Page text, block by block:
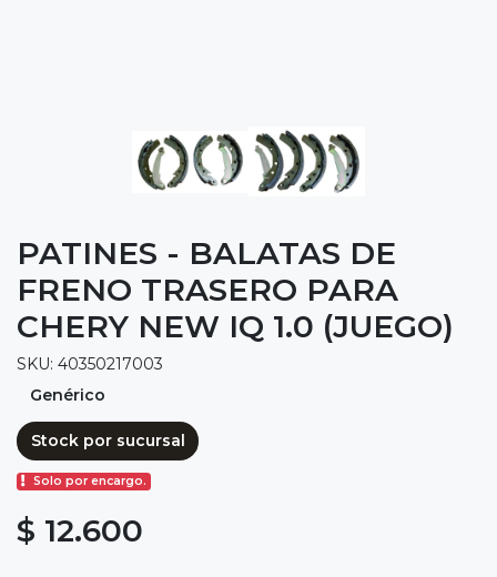
PATINES - BALATAS DE
FRENO TRASERO PARA
CHERY NEW IQ 1.0 (JUEGO)
SKU: 40350217003
Genérico
Stock por sucursal
Solo por encargo.
$ 12.600